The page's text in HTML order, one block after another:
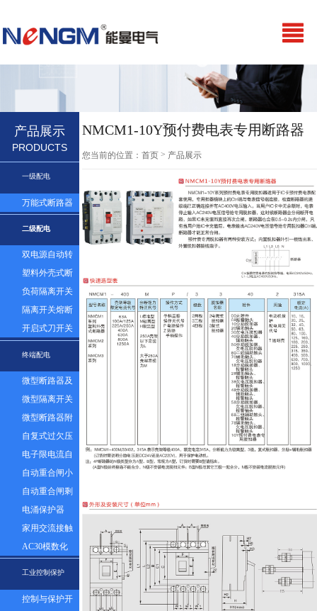
产品展示
PRODUCTS
一级配电
万能式断路器
二级配电
双电源自动转
换开关
塑料外壳式断
路器及漏电
负荷隔离开关
隔离开关熔断
器组
开启式刀开关
终端配电
微型断路器及
漏电
微型隔离开关
微型断路器附
件
自复式过欠压
保护器
电子限电流自
动控制器
自动重合闸小
型断路器
自动重合闸剩
余电流塑壳断
路器
电涌保护器
家用交流接触
器
AC30模数化
工业控制保护
控制与保护开
NMCM1-10Y预付费电表专用断路器
您当前的位置：首页 > 产品展示